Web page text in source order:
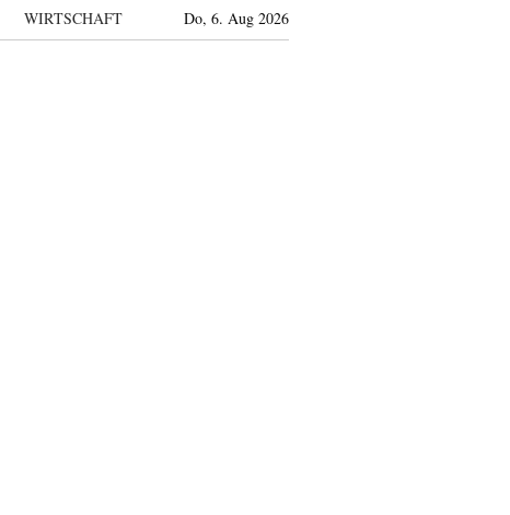
WIRTSCHAFT Do, 6. Aug 2026